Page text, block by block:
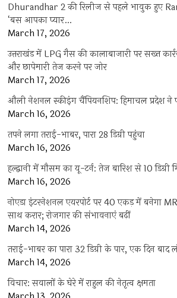
Dhurandhar 2 की रिलीज से पहले भावुक हुए
‘बस आपका प्यार…
March 17, 2026
उत्तराखंड में LPG गैस की कालाबाजारी पर सख्त
और छापेमारी तेज करने पर जोर
March 17, 2026
औली नेशनल स्कीइंग चैंपियनशिप: हिमाचल प्रदेश ने
March 16, 2026
तपने लगा तराई-भाबर, पारा 28 डिग्री पहुंचा
March 16, 2026
हल्द्वानी में मौसम का यू-टर्न: तेज बारिश से 10 डिग्री
March 16, 2026
नोएडा इंटरनेशनल एयरपोर्ट पर 40 एकड़ में बनेगा
साथ करार; रोजगार की संभावनाएं बढ़ीं
March 14, 2026
तराई-भाबर का पारा 32 डिग्री के पार, एक दिन बाद
March 14, 2026
विचार: सवालों के घेरे में राहुल की नेतृत्व क्षमता